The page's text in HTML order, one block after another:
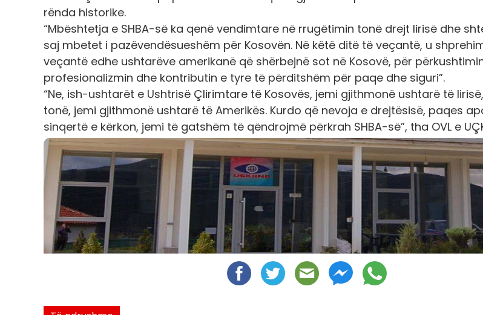
rënda historike.
“Mbështetja e SHBA-së ka qenë vendimtare në rrugëtimin tonë drejt lirisë dhe
saj mbetet i pazëvendësueshëm për Kosovën. Në këtë ditë të veçantë, u
veçantë edhe ushtarëve amerikanë që shërbejnë sot në Kosovë, për
profesionalizmin dhe kontributin e tyre të përditshëm për paqe dhe siguri”.
“Ne, ish-ushtarët e Ushtrisë Çlirimtare të Kosovës, jemi gjithmonë ushtarë të
tonë, jemi gjithmonë ushtarë të Amerikës. Kurdo që nevoja e drejtësisë, paqes
sinqertë e kërkon, jemi të gatshëm të qëndrojmë përkrah SHBA-së”, tha OVL e